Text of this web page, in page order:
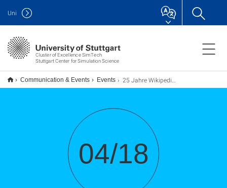
Cluster of Excellence SimTech
Stuttgart Center for Simulation Science
Uni
Communication & Events Events 25 Jahre Wikipedia: Wissen entdecken. Mitreden. Ausprobieren.
04/18